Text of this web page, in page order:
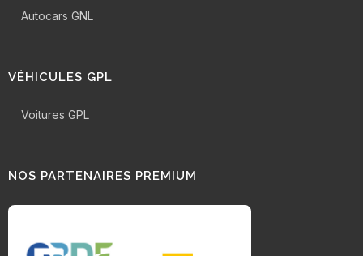
Autocars GNL
VÉHICULES GPL
Voitures GPL
NOS PARTENAIRES PREMIUM